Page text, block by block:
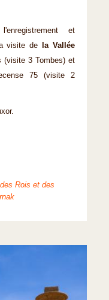
et
visite de
la Vallée
(visite 3 Tombes) et
75 (visite 2
Rois et des